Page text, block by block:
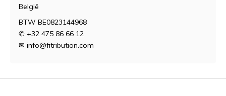
België
BTW BE0823144968
✆ +32 475 86 66 12
✉ info@fitribution.com